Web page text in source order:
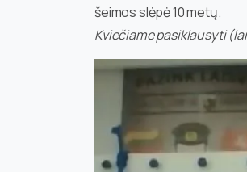
šeimos slėpė 10 metų.
Kviečiame pasiklausyti